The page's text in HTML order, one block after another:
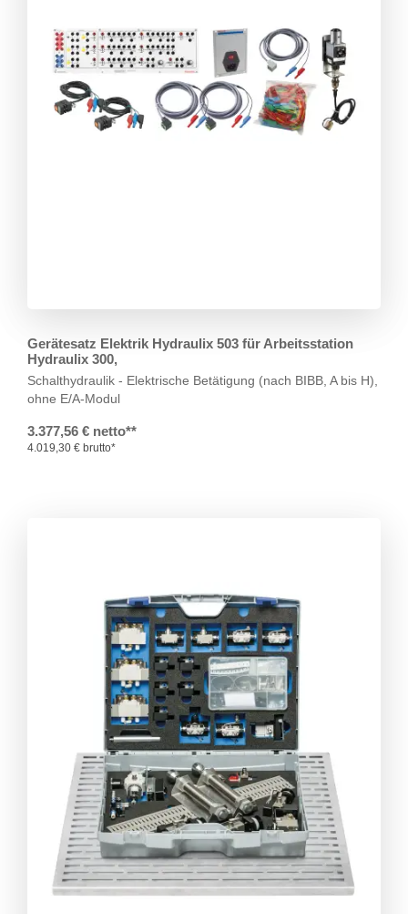
Gerätesatz Elektrik Hydraulix 503 für Arbeitsstation
Hydraulix 300,
Schalthydraulik - Elektrische Betätigung (nach BIBB, A bis H),
ohne E/A-Modul
3.377,56 € netto**
4.019,30 € brutto*